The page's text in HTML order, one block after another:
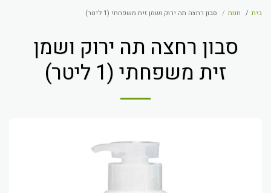
בית חנות סבון רחצה תה ירוק ושמן זית משפחתי (1 ליטר)
סבון רחצה תה ירוק ושמן
זית משפחתי (1 ליטר)